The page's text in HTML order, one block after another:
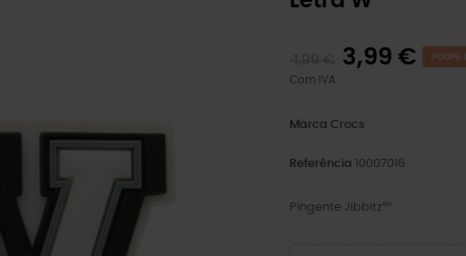
3,99 € POUPE
Com IVA
Marca Crocs
Referência 10007016
Pingente Jibbitz™.